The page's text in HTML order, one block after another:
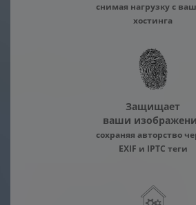
снимая нагрузку с
хостинга
Защищает
ваши
сохраняя авторство
EXIF и IPTC теги